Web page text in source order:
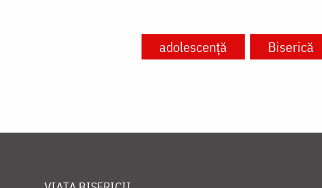
adolescență Biserică